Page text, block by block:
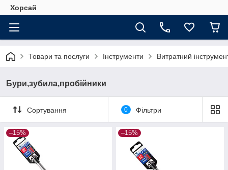
Хорсай
Товари та послуги Інструменти Витратний
Бури,зубила,пробійники
Сортування 0 Фільтри
–15% –15%